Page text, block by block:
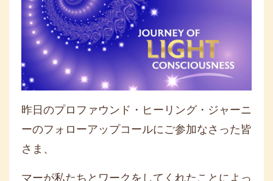
昨日のプロファウンド・ヒーリング・ジャーニ
ーのフォローアップコールにご参加なさった皆
さま、
マーが私たちとワークをしてくれたことによっ